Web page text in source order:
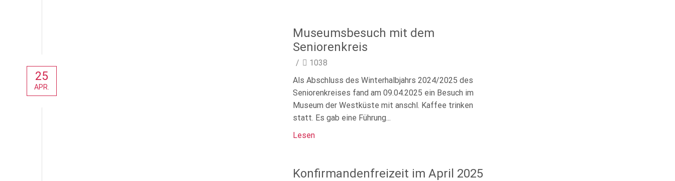
Museumsbesuch mit dem
Seniorenkreis
/
1038
Als Abschluss des Winterhalbjahrs 2024/2025 des
Seniorenkreises fand am 09.04.2025 ein Besuch im
Museum der Westküste mit anschl. Kaffee trinken
statt. Es gab eine Führung...
Lesen
25
APR.
Konfirmandenfreizeit im April 2025